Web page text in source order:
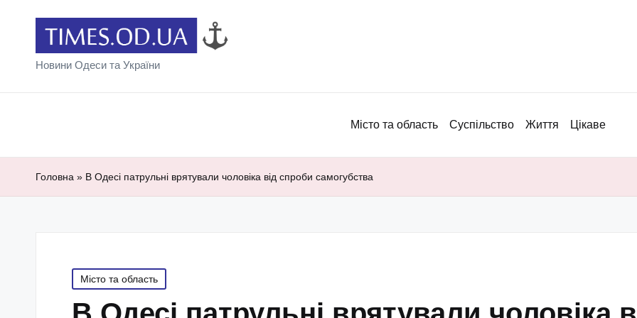
Новини Одеси та України
Місто та область Суспільство Життя Цікаве
Головна » В Одесі патрульні врятували чоловіка від спроби самогубства
Posted
in
Місто та область